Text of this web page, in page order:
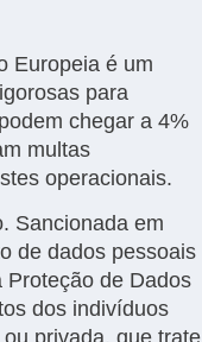
Europeia é um
para
chegar a 4%
multas
operacionais.
Sancionada em
de dados pessoais
Proteção de Dados
dos indivíduos
privada, que trate